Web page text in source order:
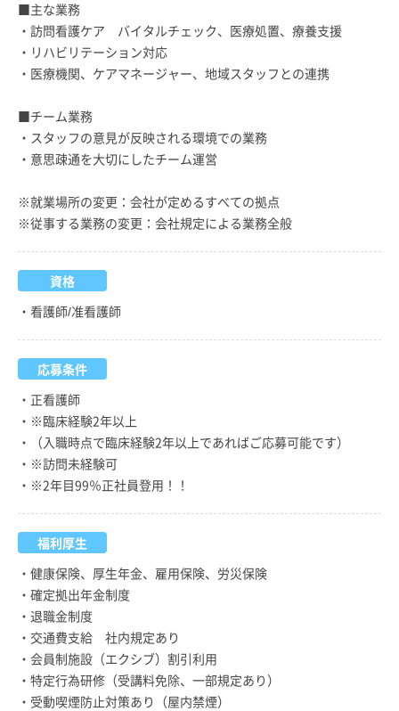
■主な業務
・訪問看護ケア バイタルチェック、医療処置、療養支援
・リハビリテーション対応
・医療機関、ケアマネージャー、地域スタッフとの連携
■チーム業務
・スタッフの意見が反映される環境での業務
・意思疎通を大切にしたチーム運営
※就業場所の変更：会社が定めるすべての拠点
※従事する業務の変更：会社規定による業務全般
資格
・看護師/准看護師
応募条件
・正看護師
・※臨床経験2年以上
・（入職時点で臨床経験2年以上であればご応募可能です）
・※訪問未経験可
・※2年目99％正社員登用！！
福利厚生
・健康保険、厚生年金、雇用保険、労災保険
・確定拠出年金制度
・退職金制度
・交通費支給 社内規定あり
・会員制施設（エクシブ）割引利用
・特定行為研修（受講料免除、一部規定あり）
・受動喫煙防止対策あり（屋内禁煙）